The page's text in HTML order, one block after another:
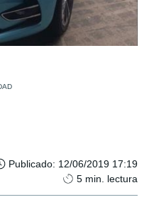
Publicado: 12/06/2019 17:19
5 min. lectura